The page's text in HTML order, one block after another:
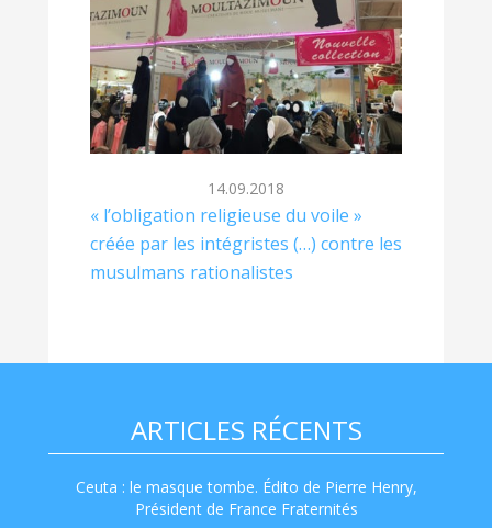
14.09.2018
« l’obligation religieuse du voile »
créée par les intégristes (…) contre les
musulmans rationalistes
ARTICLES RÉCENTS
Ceuta : le masque tombe. Édito de Pierre Henry,
Président de France Fraternités